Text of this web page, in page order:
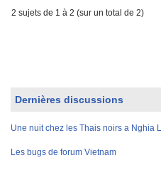
2 sujets de 1 à 2 (sur un total de 2)
Dernières discussions
Une nuit chez les Thais noirs a Nghia
Les bugs de forum Vietnam